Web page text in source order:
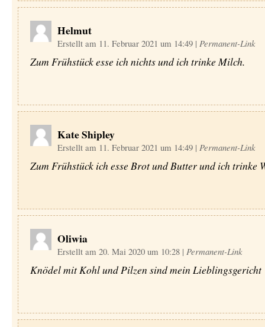
Helmut
Erstellt am 11. Februar 2021 um 14:49 | Permanent-Link
Zum Frühstück esse ich nichts und ich trinke Milch.
Kate Shipley
Erstellt am 11. Februar 2021 um 14:49 | Permanent-Link
Zum Frühstück ich esse Brot und Butter und ich trinke
Oliwia
Erstellt am 20. Mai 2020 um 10:28 | Permanent-Link
Knödel mit Kohl und Pilzen sind mein Lieblingsgericht